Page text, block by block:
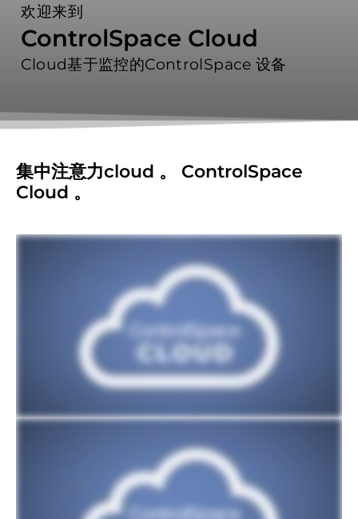
欢迎来到
ControlSpace Cloud
Cloud基于监控的ControlSpace 设备
集中注意力cloud 。 ControlSpace
Cloud 。